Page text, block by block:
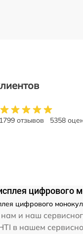
1799 отзывов 5358
цифрового
цифрового
и наш
в нашем